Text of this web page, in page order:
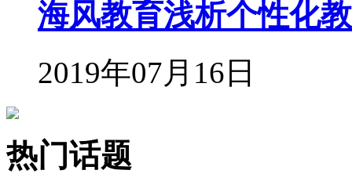
海风教育浅析个性化
2019年07月16日
热门话题